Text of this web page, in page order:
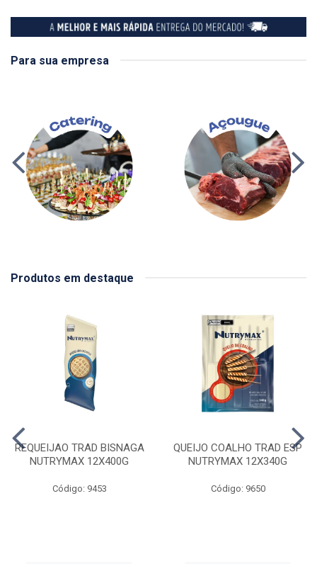
Para sua empresa
Produtos em destaque
REQUEIJAO TRAD BISNAGA
NUTRYMAX 12X400G
Código: 9453
QUEIJO COALHO TRAD ESP
NUTRYMAX 12X340G
Código: 9650